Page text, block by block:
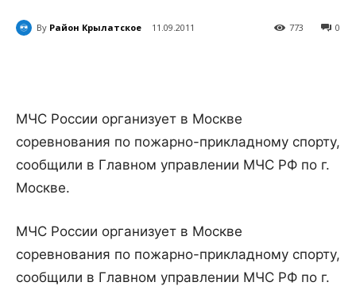
By Район Крылатское 11.09.2011 0
773
МЧС России организует в Москве
соревнования по пожарно-прикладному спорту,
сообщили в Главном управлении МЧС РФ по г.
Москве.
МЧС России организует в Москве
соревнования по пожарно-прикладному спорту,
сообщили в Главном управлении МЧС РФ по г.